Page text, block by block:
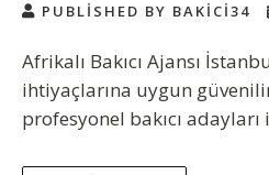
PUBLISHED BY BAKICI34
Afrikalı Bakıcı Ajansı
ihtiyaçlarına uygun
profesyonel bakıcı